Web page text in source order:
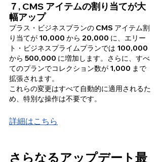
７, CMS アイテムの割り当てが大
幅アップ
プラス・ビジネスプランの CMS アイテム割
り当てが 10,000 から 20,000 に、エリー
ト・ビジネスプライムプランでは 100,000
から 500,000 に増加します。さらに、すべ
てのプランでコレクション数が 1,000 まで
拡張されます。
これらの変更はすべて自動的に適用されるた
め、特別な操作は不要です。
詳細はこちら
さらなるアップデート最